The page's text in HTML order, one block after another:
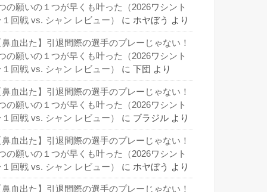
の願いの１つが早くも叶った（2026ワシント
１回戦 vs. シャン レビュー）
に ホヤぼう より
鼻血出た】引退間際の選手のプレーじゃない！
の願いの１つが早くも叶った（2026ワシント
１回戦 vs. シャン レビュー）
に 下団 より
鼻血出た】引退間際の選手のプレーじゃない！
の願いの１つが早くも叶った（2026ワシント
１回戦 vs. シャン レビュー）
に ブラジル より
鼻血出た】引退間際の選手のプレーじゃない！
の願いの１つが早くも叶った（2026ワシント
１回戦 vs. シャン レビュー）
に ホヤぼう より
鼻血出た】引退間際の選手のプレーじゃない！